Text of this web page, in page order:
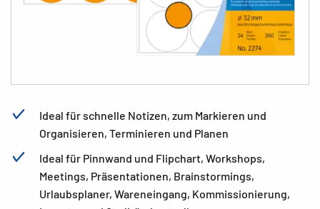
Ideal für schnelle Notizen, zum Markieren und
Organisieren, Terminieren und Planen
Ideal für Pinnwand und Flipchart, Workshops,
Meetings, Präsentationen, Brainstormings,
Urlaubsplaner, Wareneingang, Kommissionierung,